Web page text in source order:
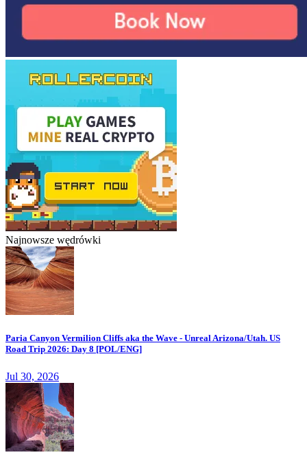
Najnowsze wędrówki
Paria Canyon Vermilion Cliffs aka the Wave - Unreal Arizona/Utah. US
Road Trip 2026: Day 8 [POL/ENG]
Jul 30, 2026